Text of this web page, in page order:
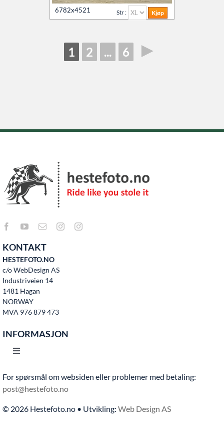
6782x4521 Str :
1 2 ... 6 ►
KONTAKT
HESTEFOTO.NO
c/o WebDesign AS
Industriveien 14
1481 Hagan
NORWAY
MVA 976 879 473
INFORMASJON
Toggle
Hjem
Bruksvilkår
For spørsmål om websiden eller problemer med betaling:
post@hestefoto.no
© 2026 Hestefoto.no • Utvikling: Web Design AS